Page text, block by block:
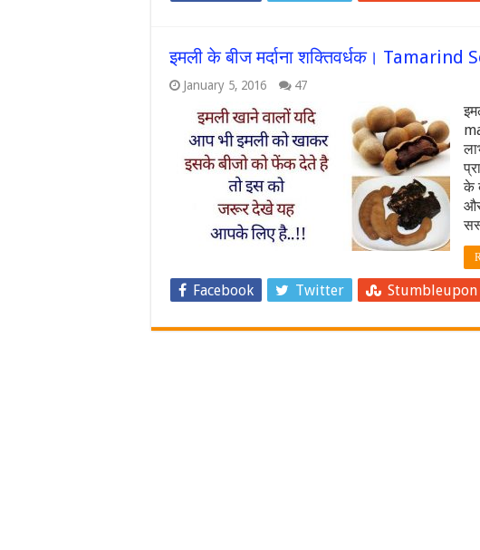
इमली के बीज मर्दाना शक्तिवर्धक।
January 5, 2016 47
के
Facebook Twitter Stumbleupon